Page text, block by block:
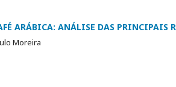
ARÁBICA: ANÁLISE DAS PRINCIPAIS
Moreira